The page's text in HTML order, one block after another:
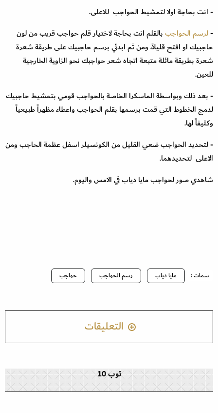
- انت بحاجة اولا لتمشيط الحواجب للاعلى.
-لرسم الحواجببالقلم انت بحاجة لاختيار قلم حواجب قريب من لون
حاجبيك او افتح قليلاً، ومن ثم ابدئي برسم حاجبيك على طريقة شعرة
شعرة بطريقة مائلة متبعة اتجاه شعر حواجبك نحو الزاوية الخارجية
للعين.
- بعد ذلك وبواسطة الماسكرا الخاصة بالحواجب قومي بتمشيط حاجبيك
لدمج الخطوط التي قمت برسمها بقلم الحواجب واعطاء مظهراً طبيعياً
وكثيفاً لها.
- لتحديد الحواجب ضعي القليل من الكونسيلر اسفل عظمة الحاجب ومن
الاعلى لتحديدهما.
شاهدي صورلحواجب مايا دياب في الامس واليوم.
سمات : مايا دياب رسم الحواجب حواجب
التعليقات
توب 10